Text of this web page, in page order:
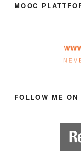
MOOC
FOLLOW ME ON